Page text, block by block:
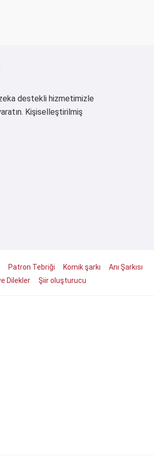
zeka destekli hizmetimizle
Kişiselleştirilmiş
Patron Tebriği Komik şarkı
Anı Şarkısı
Dilekler Şiir oluşturucu